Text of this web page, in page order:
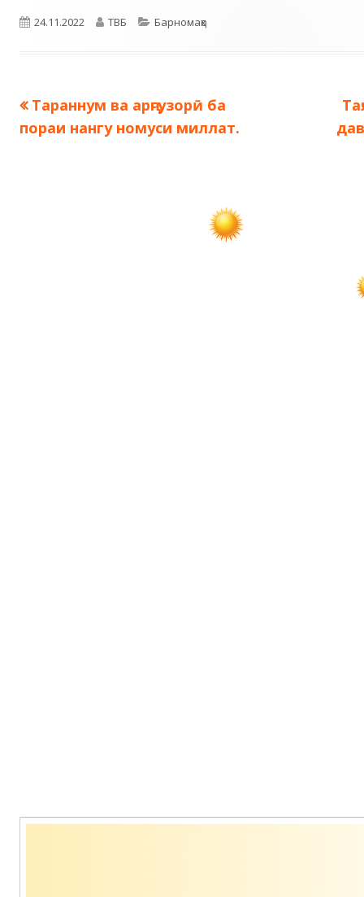
Опубликовано
24.11.2022 Автор
ТВБ Рубрики
Барномаҳо
Навигация
по
Предыдущая
запись:
Тараннум ва арҷгузорӣ ба
пораи нангу номуси миллат.
Содержимое